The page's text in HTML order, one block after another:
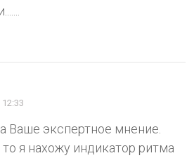
Ваше экспертное мнение.
я нахожу индикатор ритма